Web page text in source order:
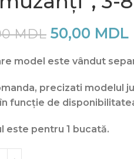
MDL 50,00 MDL
model este vândut
precizati modelul
funcție de
este pentru 1 bucată.